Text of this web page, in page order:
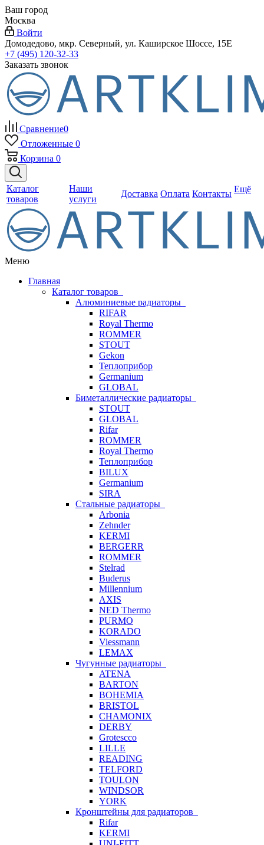
Ваш город
Москва
Войти
Домодедово, мкр. Северный, ул. Каширское Шоссе, 15Е
+7 (495) 120-32-33
Заказать звонок
Сравнение0
Отложенные 0
Корзина 0
Каталог
товаров
Наши
услуги
Доставка Оплата Контакты Ещё
Меню
Главная
Каталог товаров
Алюминиевые радиаторы
RIFAR
Royal Thermo
ROMMER
STOUT
Gekon
Теплоприбор
Germanium
GLOBAL
Биметаллические радиаторы
STOUT
GLOBAL
Rifar
ROMMER
Royal Thermo
Теплоприбор
BILUX
Germanium
SIRA
Стальные радиаторы
Arbonia
Zehnder
KERMI
BERGERR
ROMMER
Stelrad
Buderus
Millennium
AXIS
NED Thermo
PURMO
KORADO
Viessmann
LEMAX
Чугунные радиаторы
ATENA
BARTON
BOHEMIA
BRISTOL
CHAMONIX
DERBY
Grotescco
LILLE
READING
TELFORD
TOULON
WINDSOR
YORK
Кронштейны для радиаторов
Rifar
KERMI